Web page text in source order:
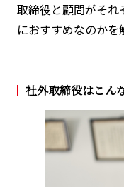
取締役と顧問がそ
におすすめなのかを
社外取締役はこん